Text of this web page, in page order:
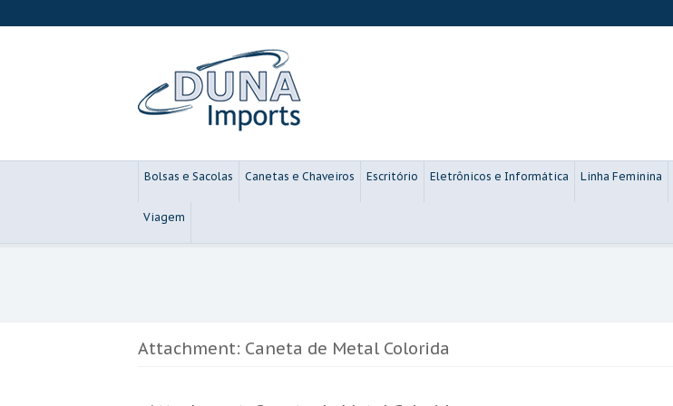
Bolsas e Sacolas Canetas e Chaveiros Escritório Eletrônicos e Informática Linha Feminina
Viagem
Attachment: Caneta de Metal Colorida